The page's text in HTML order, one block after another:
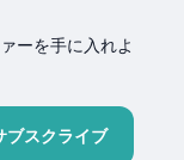
ーを手に入れよ
ブスクライブ